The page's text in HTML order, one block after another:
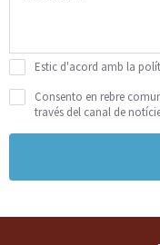
Estic d'acord amb la
Consento en rebre
través del canal de